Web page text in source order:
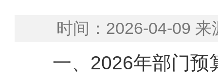
时间：2026-04-09
一、2026年部门预